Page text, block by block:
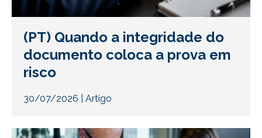
(PT) Quando a integridade do
documento coloca a prova em
risco
30/07/2026 Artigo